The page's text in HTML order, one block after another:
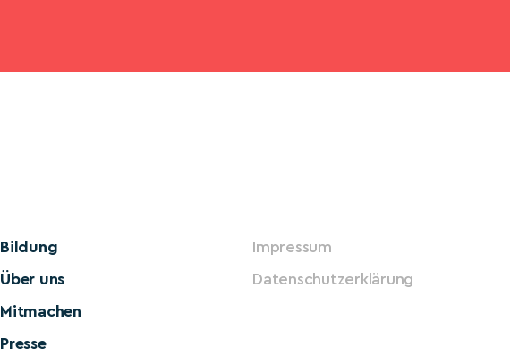
Bildung
Über uns
Mitmachen
Presse
Impressum
Datenschutzerklärung